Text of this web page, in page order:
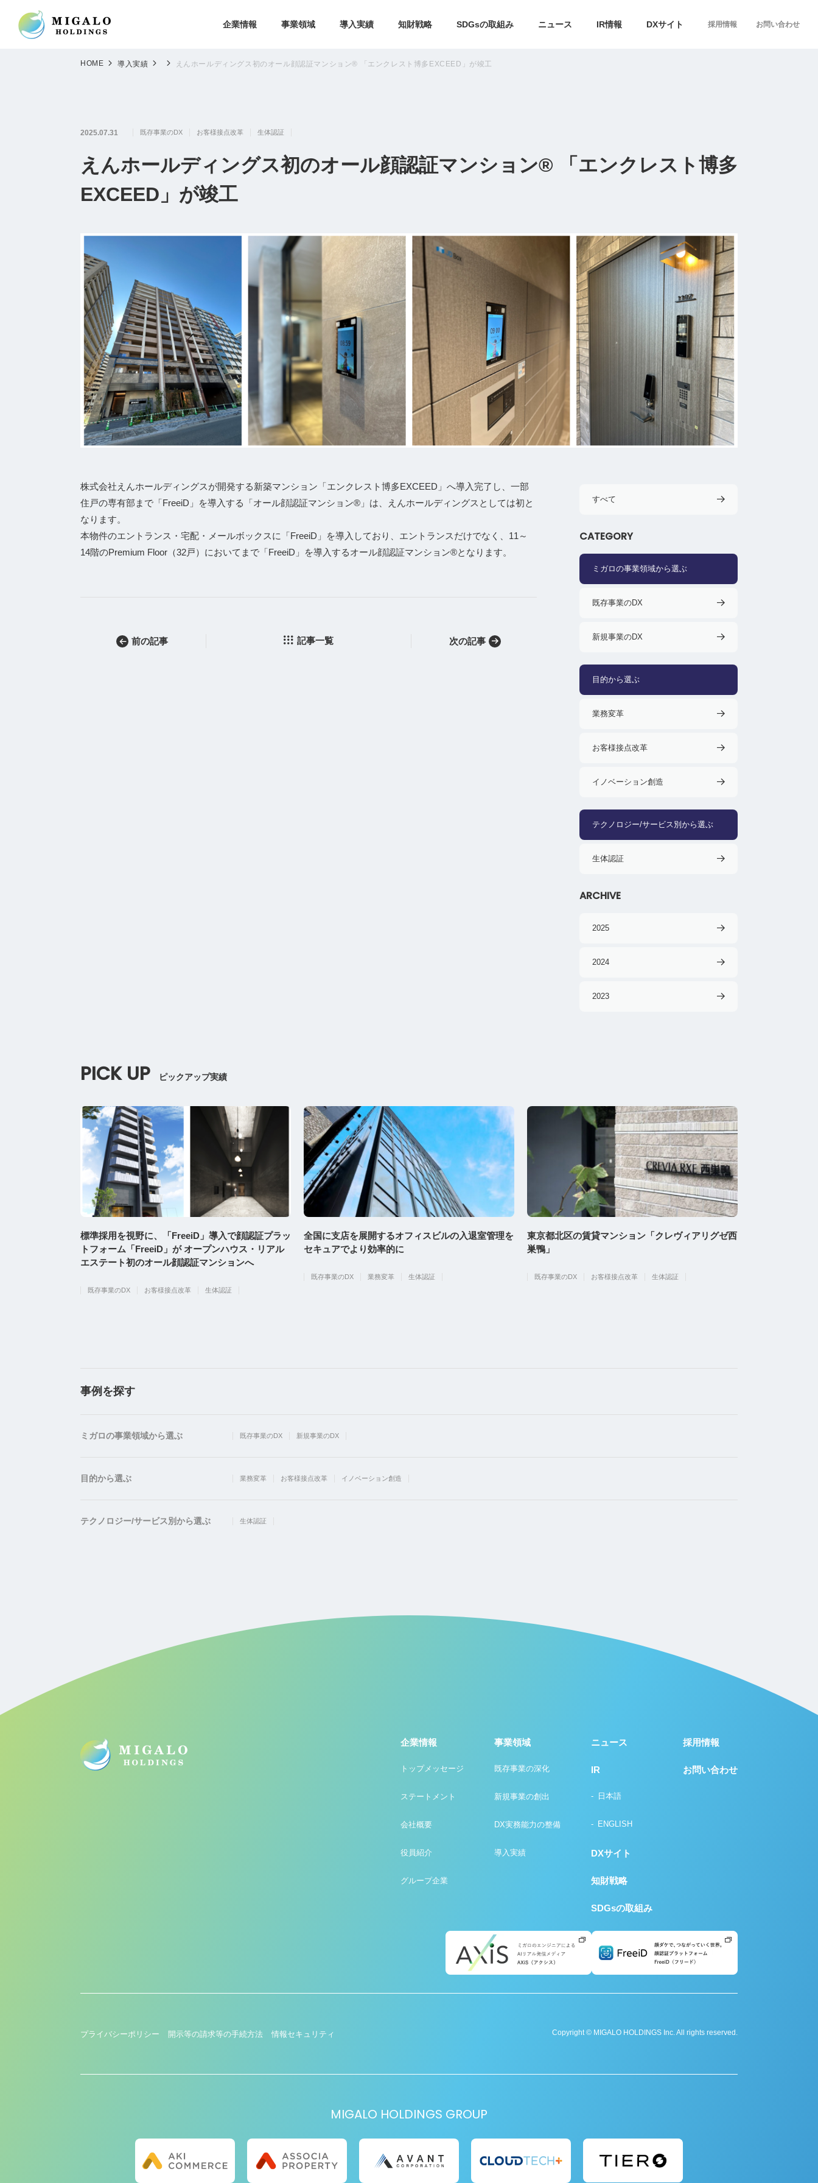
企業情報 事業領域 導入実績 知財戦略 SDGsの取組み ニュース IR情報 DXサイト 採用情報 お問い合わせ
HOME 導入実績 えんホールディングス初のオール顔認証マンション® 「エンクレスト博多EXCEED」が竣工
2025.07.31 既存事業のDX お客様接点改革 生体認証
えんホールディングス初のオール顔認証マンション® 「エンクレスト博多
EXCEED」が竣工
株式会社えんホールディングスが開発する新築マンション「エンクレスト博多EXCEED」へ導入完了し、一部
住戸の専有部まで「FreeiD」を導入する「オール顔認証マンション®」は、えんホールディングスとしては初と
なります。
本物件のエントランス・宅配・メールボックスに「FreeiD」を導入しており、エントランスだけでなく、11～
14階のPremium Floor（32戸）においてまで「FreeiD」を導入するオール顔認証マンション®となります。
前の記事 記事一覧 次の記事
すべて
CATEGORY
ミガロの事業領域から選ぶ
既存事業のDX
新規事業のDX
目的から選ぶ
業務変革
お客様接点改革
イノベーション創造
テクノロジー/サービス別から選ぶ
生体認証
ARCHIVE
2025
2024
2023
PICK UP ピックアップ実績
標準採用を視野に、「FreeiD」導入で顔認証プラッ
トフォーム「FreeiD」が オープンハウス・リアル
エステート初のオール顔認証マンションへ
既存事業のDX お客様接点改革 生体認証
全国に支店を展開するオフィスビルの入退室管理を
セキュアでより効率的に
既存事業のDX 業務変革 生体認証
東京都北区の賃貸マンション「クレヴィアリグゼ西
巣鴨」
既存事業のDX お客様接点改革 生体認証
事例を探す
ミガロの事業領域から選ぶ 既存事業のDX 新規事業のDX
目的から選ぶ 業務変革 お客様接点改革 イノベーション創造
テクノロジー/サービス別から選ぶ 生体認証
企業情報
トップメッセージ
ステートメント
会社概要
役員紹介
グループ企業
事業領域
既存事業の深化
新規事業の創出
DX実務能力の整備
導入実績
ニュース
IR
日本語
ENGLISH
DXサイト
知財戦略
SDGsの取組み
採用情報
お問い合わせ
プライバシーポリシー 開示等の請求等の手続方法 情報セキュリティ Copyright © MIGALO HOLDINGS Inc. All rights reserved.
MIGALO HOLDINGS GROUP